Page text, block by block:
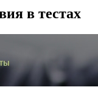
в тестах